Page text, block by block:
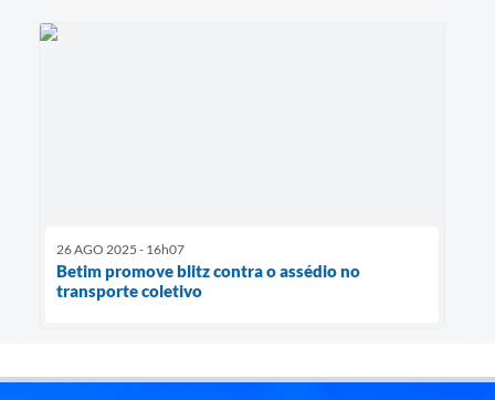
26 AGO 2025 - 16h07
Betim promove blitz contra o assédio no
transporte coletivo